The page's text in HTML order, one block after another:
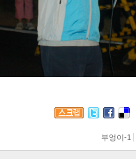
부엉이-1